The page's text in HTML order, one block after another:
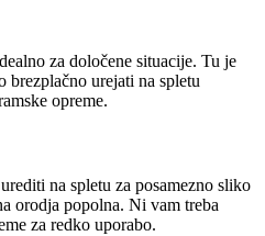
za določene situacije. Tu je
brezplačno urejati na spletu
opreme.
na spletu za posamezno sliko
orodja popolna. Ni vam treba
za redko uporabo.